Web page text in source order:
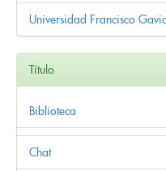
Universidad Francisco
Título
Biblioteca
Chat